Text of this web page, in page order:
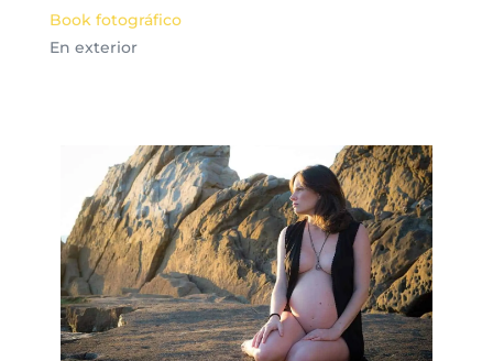
Book fotográfico
En exterior